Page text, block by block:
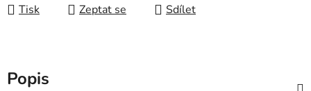
Tisk Zeptat se Sdílet
Popis